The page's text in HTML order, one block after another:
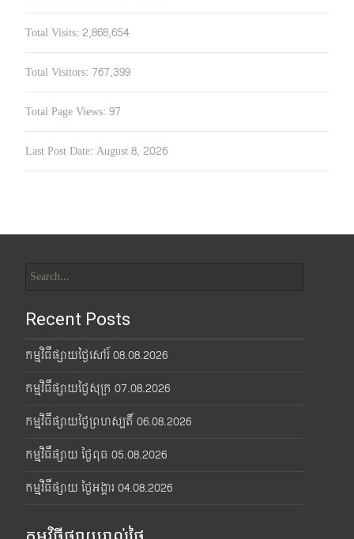
Total Visits: 2,868,654
Total Visitors: 767,399
Total Page Views: 97
Last Post Date: August 8, 2026
for:
Recent Posts
កម្មវិធីផ្សាយថ្ងៃសៅរ៍ 08.08.2026
កម្មវិធីផ្សាយថ្ងៃសុក្រ 07.08.2026
កម្មវិធីផ្សាយថ្ងៃព្រហស្បតិ៍ 06.08.2026
កម្មវិធីផ្សាយ ថ្ងៃពុធ 05.08.2026
កម្មវិធីផ្សាយ ថ្ងៃអង្គារ 04.08.2026